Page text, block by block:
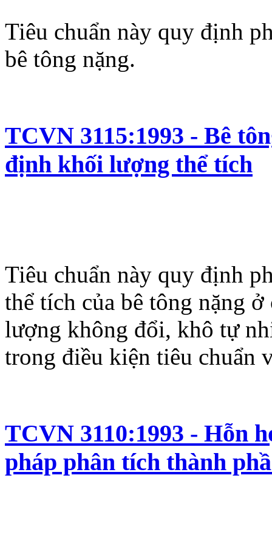
Tiêu chuẩn này quy định
bê tông nặng.
TCVN 3115:1993 - Bê
định khối lượng thể tích
Tiêu chuẩn này quy định
thể tích của bê tông nặng
lượng không đổi, khô tự
trong điều kiện tiêu chuẩn
TCVN 3110:1993 - Hỗn
pháp phân tích thành